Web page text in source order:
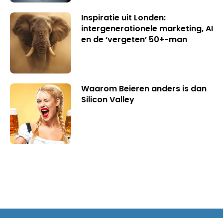
Inspiratie uit Londen:
intergenerationele marketing, AI
en de ‘vergeten’ 50+-man
Waarom Beieren anders is dan
Silicon Valley